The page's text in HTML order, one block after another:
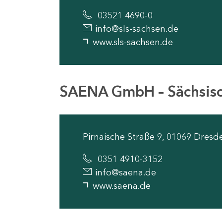
03521 4690-0
info@sls-sachsen.de
www.sls-sachsen.de
SAENA GmbH –
Pirnaische Straße 9, 01069
0351 4910-3152
info@saena.de
www.saena.de